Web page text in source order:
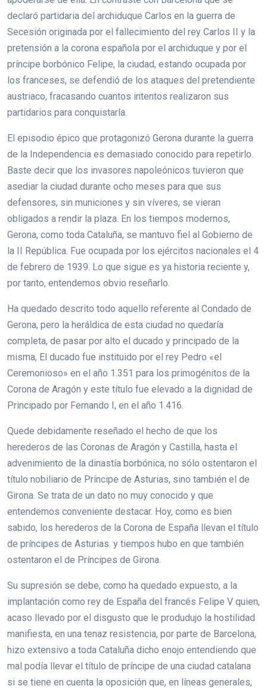
declaró partidaria del archiduque Carlos en la guerra de
Secesión originada por el fallecimiento del rey Carlos II y la
pretensión a la corona española por el archiduque y por el
príncipe borbónico Felipe, la ciudad, estando ocupada por
los franceses, se defendió de los ataques del pretendiente
austriaco, fracasando cuantos intentos realizaron sus
partidarios para conquistarla.
El episodio épico que protagonizó Gerona durante la guerra
de la Independencia es demasiado conocido para repetirlo.
Baste decir que los invasores napoleónicos tuvieron que
asediar la ciudad durante ocho meses para que sus
defensores, sin municiones y sin víveres, se vieran
obligados a rendir la plaza. En los tiempos modernos,
Gerona, como toda Cataluña, se mantuvo fiel al Gobierno de
la II República. Fue ocupada por los ejércitos nacionales el 4
de febrero de 1939. Lo que sigue es ya historia reciente y,
por tanto, entendemos obvio reseñarlo.
Ha quedado descrito todo aquello referente al Condado de
Gerona, pero la heráldica de esta ciudad no quedaría
completa, de pasar por alto el ducado y principado de la
misma, El ducado fue instituido por el rey Pedro «el
Ceremonioso» en el año 1.351 para los primogénitos de la
Corona de Aragón y este título fue elevado a la dignidad de
Principado por Fernando I, en el año 1.416.
Quede debidamente reseñado el hecho de que los
herederos de las Coronas de Aragón y Castilla, hasta el
advenimiento de la dinastía borbónica, no sólo ostentaron el
título nobiliario de Príncipe de Asturias, sino también el de
Girona. Se trata de un dato no muy conocido y que
entendemos conveniente destacar. Hoy, como es bien
sabido, los herederos de la Corona de España llevan el título
de príncipes de Asturias. y tiempos hubo en que también
ostentaron el de Príncipes de Girona.
Su supresión se debe, como ha quedado expuesto, a la
implantación como rey de España del francés Felipe V quien,
acaso llevado por el disgusto que le produdujo la hostilidad
manifiesta, en una tenaz resistencia, por parte de Barcelona,
hizo extensivo a toda Cataluña dicho enojo entendiendo que
mal podía llevar el título de príncipe de una ciudad catalana
si se tiene en cuenta la oposición que, en líneas generales,